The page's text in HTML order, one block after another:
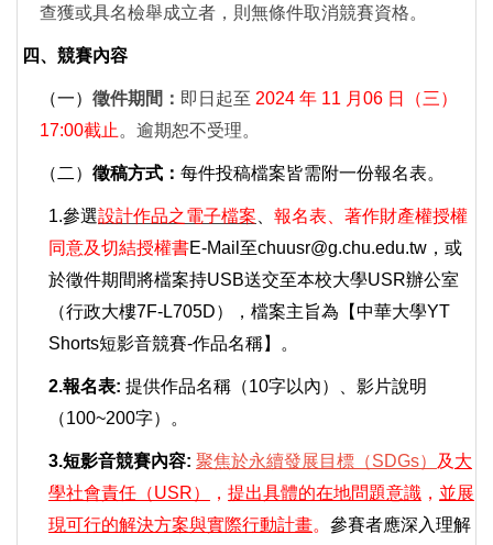
查獲或具名檢舉成立者，則無條件取消競賽資格。
四、 競賽內容
（一） 徵件期間： 即日起至 2024 年 11 月06 日（三）
17:00截止 。逾期恕不受理。
（二） 徵稿方式： 每件投稿檔案皆需附一份報名表。
1.參選設計作品之電子檔案 報名表
著作財產權授權
同意及切結授權書E-Mail 至chuusr@g.chu.edu.tw，或
於徵件期間將檔案持USB送交至本校大學USR辦公室
（行政大樓7F-L705D），檔案主旨為【中華大學YT
Shorts短影音競賽-作品名稱】。
2.報名表: 提供作品名稱（10字以內）、影片說明
（100~200字）。
3.短影音競賽內容: 聚焦於永續發展目標（SDGs） 及 大
學社會責任（USR）
， 提出具體的在地問題意識 ， 並展
現可行的解決方案與實際行動計畫。 參賽者應深入理解